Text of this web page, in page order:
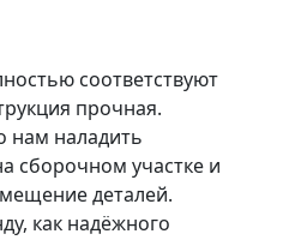
соответствуют
прочная.
нам наладить
сборочном участке и
деталей.
как надёжного